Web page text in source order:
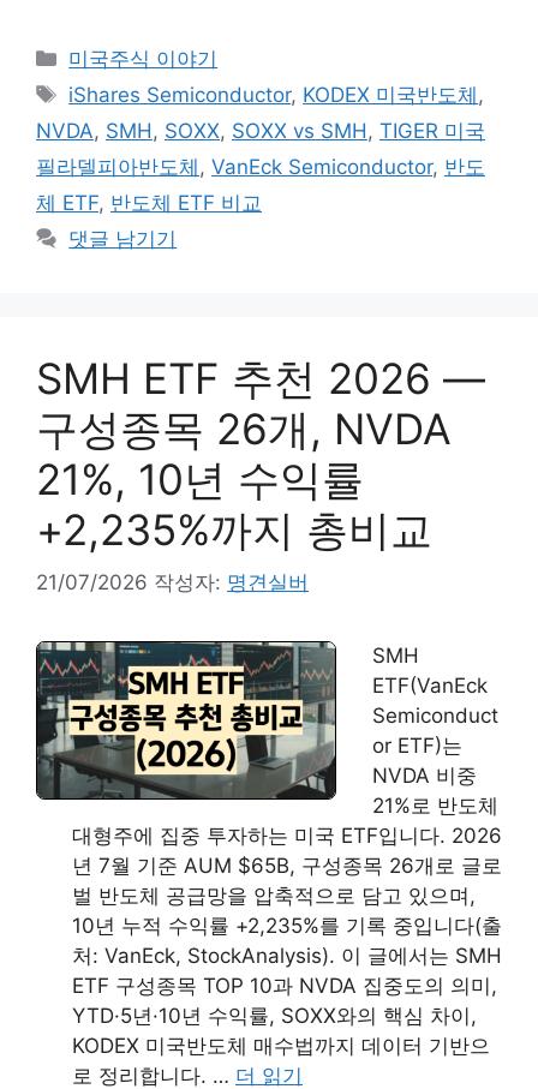
카
테
리
미국주식 이야기
태
그
iShares Semiconductor, KODEX 미국반도체 ,
NVDA, SMH , SOXX, SOXX vs SMH , TIGER 미국
필라델피아반도체 , VanEck Semiconductor, 반도
체 ETF, 반도체 ETF 비교
댓글 남기기
SMH ETF 추천 2026 —
구성종목 26개, NVDA
21%, 10년 수익률
+2,235%까지 총비교
21/07/2026 작성자: 명견실버
SMH
ETF(VanEck
Semiconduct
or ETF)는
NVDA 비중
21%로 반도체
대형주에 집중 투자하는 미국 ETF입니다. 2026
년 7월 기준 AUM $65B, 구성종목 26개로 글로
벌 반도체 공급망을 압축적으로 담고 있으며,
10년 누적 수익률 +2,235%를 기록 중입니다(출
처: VanEck, StockAnalysis). 이 글에서는 SMH
ETF 구성종목 TOP 10과 NVDA 집중도의 의미,
YTD·5년·10년 수익률, SOXX와의 핵심 차이,
KODEX 미국반도체 매수법까지 데이터 기반으
로 정리합니다. … 더 읽기